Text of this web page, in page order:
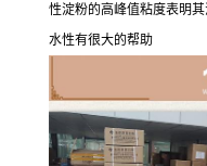
性淀粉的高峰值粘度表明
水性有很大的帮助